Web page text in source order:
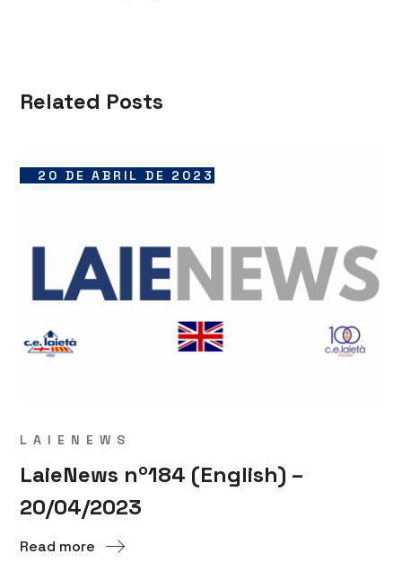
Related Posts
20 DE ABRIL DE 2023
LAIENEWS
LaieNews nº184 (English) –
20/04/2023
Read more